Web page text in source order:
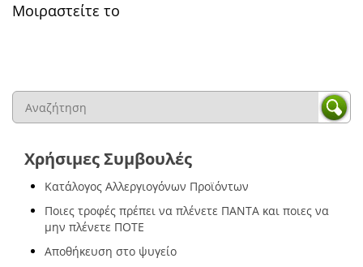
Μοιραστείτε το
Χρήσιμες Συμβουλές
Κατάλογος Αλλεργιογόνων Προϊόντων
Ποιες τροφές πρέπει να πλένετε ΠΑΝΤΑ και ποιες να
μην πλένετε ΠΟΤΕ
Αποθήκευση στο ψυγείο